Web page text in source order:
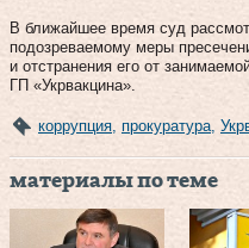
В ближайшее время суд
подозреваемому меры
и отстранения его от
ГП «Укрвакцина».
коррупция прокуратура
материалы по теме